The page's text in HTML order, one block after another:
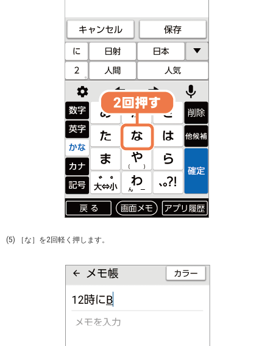
(5) ［な］を2回軽く押します。